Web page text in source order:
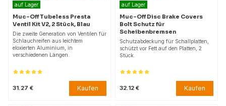
auf Lager
Muc-Off Tubeless Presta
Ventil Kit V2, 2 Stück, Blau
Die zweite Generation von Ventilen für
Schlauchreifen aus leichtem
eloxierten Aluminium, in
verschiedenen Längen.
31.27 € Kaufen
auf Lager
Muc-Off Disc Brake Covers
Bolt Schutz für
Scheibenbremsen
Schutzabdeckung für Schallplatten,
schützt vor Fett auf den Platten, 2
Stück.
32.12 € Kaufen